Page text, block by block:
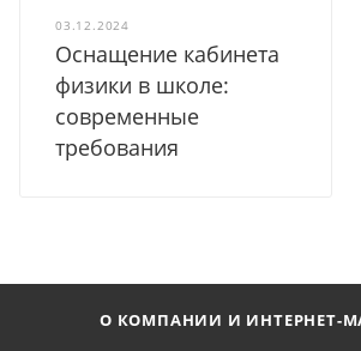
03.12.2024
Оснащение кабинета
физики в школе:
современные
требования
О КОМПАНИИ И ИНТЕРНЕТ-